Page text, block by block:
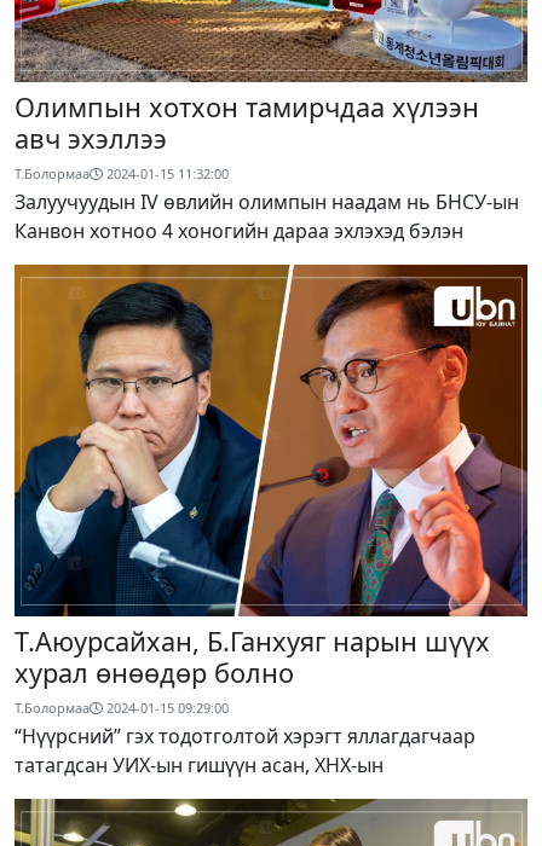
Олимпын хотхон тамирчдаа хүлээн
авч эхэллээ
Т.Болормаа 2024-01-15 11:32:00
Залуучуудын IV өвлийн олимпын наадам нь БНСУ-ын
Канвон хотноо 4 хоногийн дараа эхлэхэд бэлэн
Т.Аюурсайхан, Б.Ганхуяг нарын шүүх
хурал өнөөдөр болно
Т.Болормаа 2024-01-15 09:29:00
“Нүүрсний” гэх тодотголтой хэрэгт яллагдагчаар
татагдсан УИХ-ын гишүүн асан, ХНХ-ын